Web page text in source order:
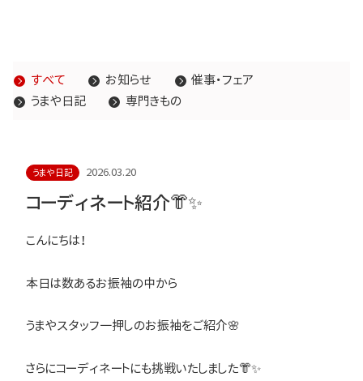
すべて お知らせ
催事・フェア
うまや日記
専門きもの
うまや日記 2026.03.20
コーディネート紹介👘✨
こんにちは！
本日は数あるお振袖の中から
うまやスタッフ一押しのお振袖をご紹介🌸
さらにコーディネートにも挑戦いたしました👘✨